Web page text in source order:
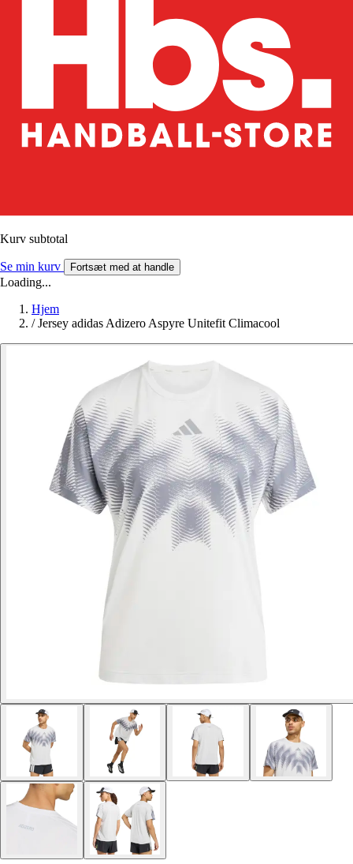
Kurv subtotal
Se min kurv Fortsæt med at handle
Loading...
Hjem
/ Jersey adidas Adizero Aspyre Unitefit Climacool